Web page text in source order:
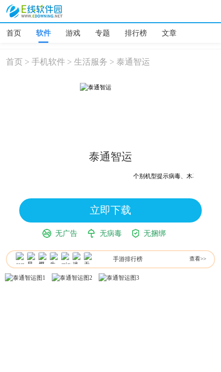
首页 软件 游戏 专题 排行榜 文章
首页 >手机软件 >生活服务 >泰通智运
泰通智运
个别机型提示病毒、木马、危险，
立即下载
无广告 无病毒 无捆绑
手游排行榜 查看>>